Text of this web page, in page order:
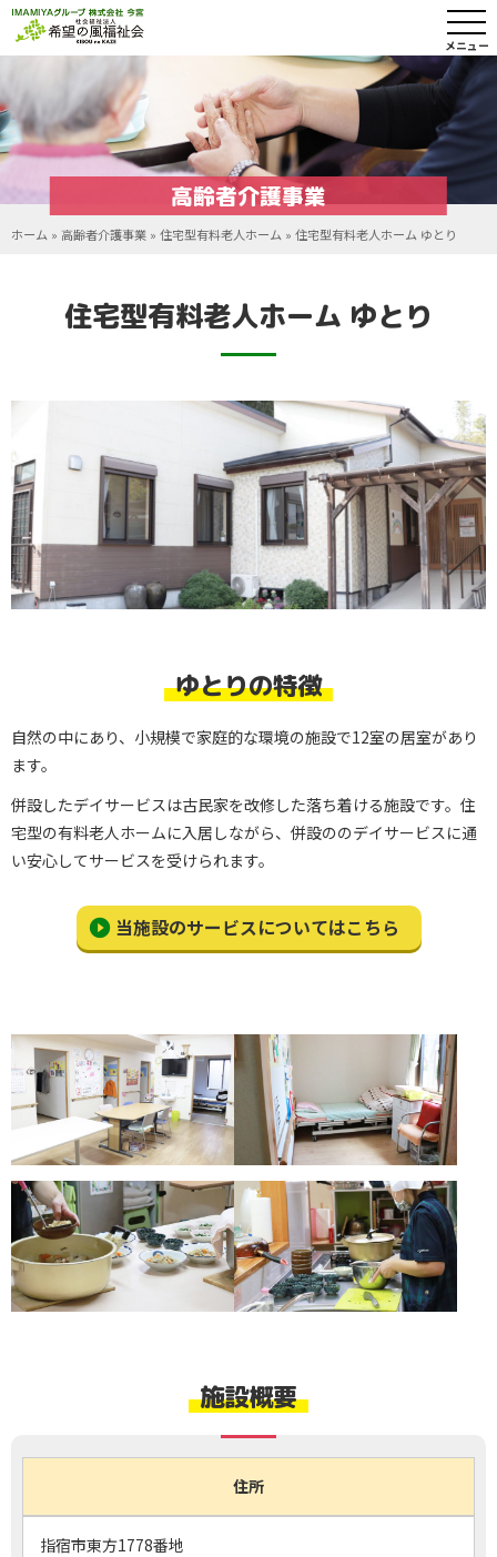
メニュー
高齢者介護事業
ホーム » 高齢者介護事業 » 住宅型有料老人ホーム » 住宅型有料老人ホーム ゆとり
住宅型有料老人ホーム ゆとり
ゆとりの特徴
自然の中にあり、小規模で家庭的な環境の施設で12室の居室があり
ます。
併設したデイサービスは古民家を改修した落ち着ける施設です。住
宅型の有料老人ホームに入居しながら、併設ののデイサービスに通
い安心してサービスを受けられます。
当施設のサービスについてはこちら
施設概要
住所
指宿市東方1778番地